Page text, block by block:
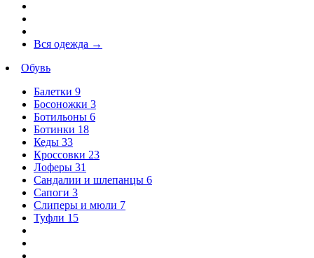
Вся одежда →
Обувь
Балетки 9
Босоножки 3
Ботильоны 6
Ботинки 18
Кеды 33
Кроссовки 23
Лоферы 31
Сандалии и шлепанцы 6
Сапоги 3
Слиперы и мюли 7
Туфли 15